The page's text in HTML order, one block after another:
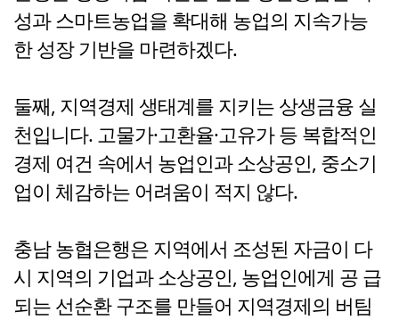
성과 스마트농업을 확대해 농업의 지속가능
한 성장 기반을 마련하겠다.
둘째, 지역경제 생태계를 지키는 상생금융 실
천입니다. 고물가·고환율·고유가 등 복합적인
경제 여건 속에서 농업인과 소상공인, 중소기
업이 체감하는 어려움이 적지 않다.
충남 농협은행은 지역에서 조성된 자금이 다
시 지역의 기업과 소상공인, 농업인에게 공 급
되는 선순환 구조를 만들어 지역경제의 버팀